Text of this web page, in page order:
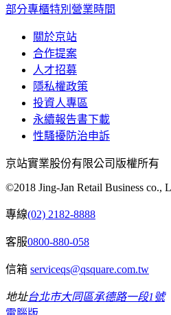
部分專櫃特別營業時間
關於京站
合作提案
人才招募
隱私權政策
投資人專區
永續報告書下載
性騷擾防治申訴
京站實業股份有限公司版權所有
©2018 Jing-Jan Retail Business co.,
專線(02) 2182-8888
客服0800-880-058
信箱 serviceqs@qsquare.com.tw
地址台北市大同區承德路一段1號